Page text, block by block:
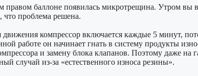
правом баллоне появилась микротрещина. Утром
что проблема решена.
компрессор включается каждые 5 минут,
работе он начинает гнать в систему продукты
и замену блока клапанов. Поэтому даже на
случай из-за «естественного износа резины».